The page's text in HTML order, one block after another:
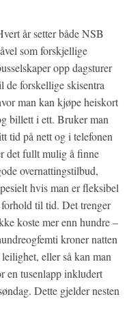
år setter både NSB
som forskjellige
opp dagsturer
de forskellige skisentra
man kan kjøpe heiskort
billett i ett. Bruker man
tid på nett og i telefonen
det fullt mulig å finne
overnattingstilbud,
hvis man er fleksibel
til tid. Det trenger
koste mer enn hundre –
kroner natten
eller så kan man
en tusenlapp inkludert
Dette gjelder nesten